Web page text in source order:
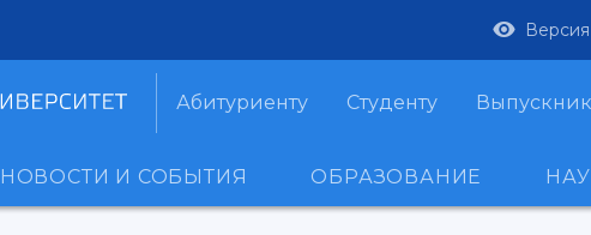
Абитуриенту Студенту
НОВОСТИ И СОБЫТИЯ ОБРАЗОВАНИЕ